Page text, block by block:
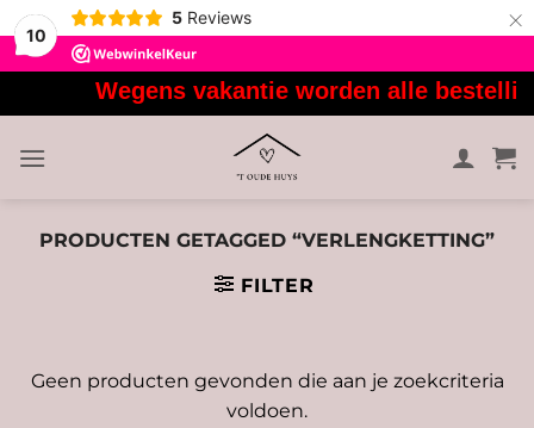
10
5 Reviews ×
naar
inhoud
Wegens vakantie worden alle
PRODUCTEN GETAGGED “VERLENGKETTING”
FILTER
Geen producten gevonden die aan je zoekcriteria
voldoen.